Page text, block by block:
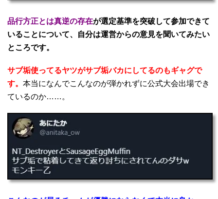
品行方正とは真逆の存在が選定基準を突破して参加できて
いることについて、自分は運営からの意見を聞いてみたい
ところです。
サブ垢使ってるヤツがサブ垢バカにしてるのもギャグで
す。 本当になんでこんなのが弾かれずに公式大会出場でき
ているのか……。